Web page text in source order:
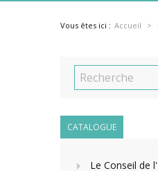
Vous êtes ici : Accueil
CATALOGUE
Le Conseil de